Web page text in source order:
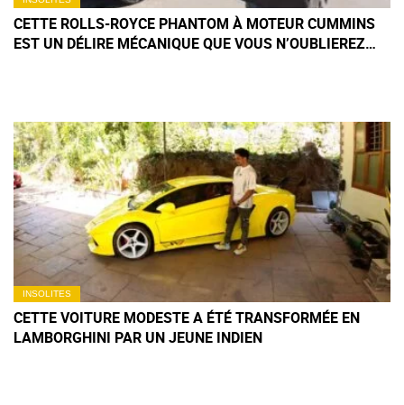
CETTE ROLLS-ROYCE PHANTOM À MOTEUR CUMMINS
EST UN DÉLIRE MÉCANIQUE QUE VOUS N’OUBLIEREZ
INSOLITES
CETTE VOITURE MODESTE A ÉTÉ TRANSFORMÉE EN
LAMBORGHINI PAR UN JEUNE INDIEN